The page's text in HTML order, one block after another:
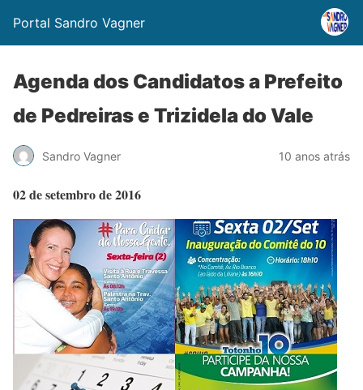
Portal Sandro Vagner
Agenda dos Candidatos a Prefeito
de Pedreiras e Trizidela do Vale
Sandro Vagner 10 anos atrás
02 de setembro de 2016